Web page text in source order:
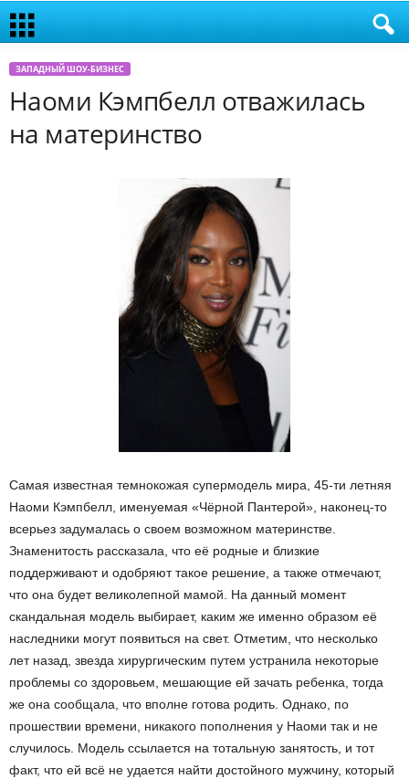
ЗАПАДНЫЙ ШОУ-БИЗНЕС
Наоми Кэмпбелл отважилась
на материнство
Самая известная темнокожая супермодель мира, 45-ти летняя
Наоми Кэмпбелл, именуемая «Чёрной Пантерой», наконец-то
всерьез задумалась о своем возможном материнстве.
Знаменитость рассказала, что её родные и близкие
поддерживают и одобряют такое решение, а также отмечают,
что она будет великолепной мамой. На данный момент
скандальная модель выбирает, каким же именно образом её
наследники могут появиться на свет. Отметим, что несколько
лет назад, звезда хирургическим путем устранила некоторые
проблемы со здоровьем, мешающие ей зачать ребенка, тогда
же она сообщала, что вполне готова родить. Однако, по
прошествии времени, никакого пополнения у Наоми так и не
случилось. Модель ссылается на тотальную занятость, и тот
факт, что ей всё не удается найти достойного мужчину, который